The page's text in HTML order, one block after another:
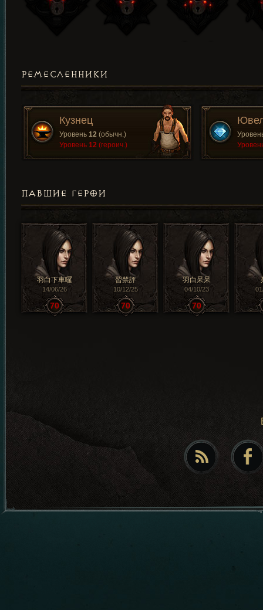
РЕМЕСЛЕННИКИ
Кузнец
Уровень 12 (обычн.)
Уровень 12 (героич.)
ПАВШИЕ ГЕРОИ
羽白下車囉
14/06/26
70
習禁評
10/12/25
70
羽白呆呆
04/10/23
70